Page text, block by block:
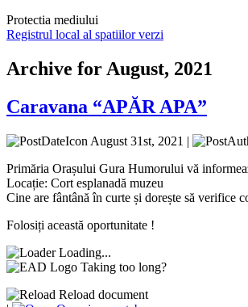
Protectia mediului
Registrul local al spatiilor verzi
Archive for August, 2021
Caravana “APĂR APA”
August 31st, 2021 |
Primăria Orașului Gura Humorului vă
Locație: Cort esplanadă muzeu
Cine are fântână în curte și dorește să verifice
Folosiți această oportunitate !
Loading...
Taking too long?
Reload document